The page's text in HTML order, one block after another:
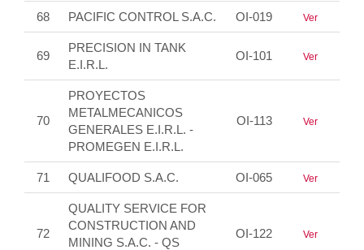
68 PACIFIC CONTROL S.A.C. OI-019 Ver
69
PRECISION IN TANK
E.I.R.L.
OI-101 Ver
70
PROYECTOS
METALMECANICOS
GENERALES E.I.R.L. -
PROMEGEN E.I.R.L.
OI-113 Ver
71 QUALIFOOD S.A.C. OI-065 Ver
72
QUALITY SERVICE FOR
CONSTRUCTION AND
MINING S.A.C. - QS
OI-122 Ver